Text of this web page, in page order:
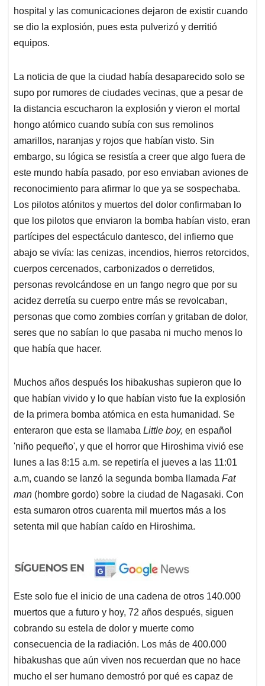
hospital y las comunicaciones dejaron de existir cuando
se dio la explosión, pues esta pulverizó y derritió
equipos.
La noticia de que la ciudad había desaparecido solo se
supo por rumores de ciudades vecinas, que a pesar de
la distancia escucharon la explosión y vieron el mortal
hongo atómico cuando subía con sus remolinos
amarillos, naranjas y rojos que habían visto. Sin
embargo, su lógica se resistía a creer que algo fuera de
este mundo había pasado, por eso enviaban aviones de
reconocimiento para afirmar lo que ya se sospechaba.
Los pilotos atónitos y muertos del dolor confirmaban lo
que los pilotos que enviaron la bomba habían visto, eran
partícipes del espectáculo dantesco, del infierno que
abajo se vivía: las cenizas, incendios, hierros retorcidos,
cuerpos cercenados, carbonizados o derretidos,
personas revolcándose en un fango negro que por su
acidez derretía su cuerpo entre más se revolcaban,
personas que como zombies corrían y gritaban de dolor,
seres que no sabían lo que pasaba ni mucho menos lo
que había que hacer.
Muchos años después los hibakushas supieron que lo
que habían vivido y lo que habían visto fue la explosión
de la primera bomba atómica en esta humanidad. Se
enteraron que esta se llamaba Little boy, en español
'niño pequeño', y que el horror que Hiroshima vivió ese
lunes a las 8:15 a.m. se repetiría el jueves a las 11:01
a.m, cuando se lanzó la segunda bomba llamada Fat
man (hombre gordo) sobre la ciudad de Nagasaki. Con
esta sumaron otros cuarenta mil muertos más a los
setenta mil que habían caído en Hiroshima.
Este solo fue el inicio de una cadena de otros 140.000
muertos que a futuro y hoy, 72 años después, siguen
cobrando su estela de dolor y muerte como
consecuencia de la radiación. Los más de 400.000
hibakushas que aún viven nos recuerdan que no hace
mucho el ser humano demostró por qué es capaz de